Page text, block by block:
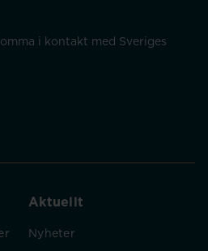
i kontakt med Sveriges
Aktuellt
Nyheter